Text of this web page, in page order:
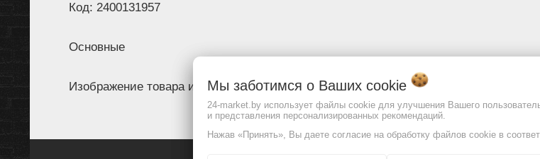
Код: 2400131957
Основные
Изображение товара и комплектация могут отличаться. Смотреть
Мы заботимся о Ваших cookie
24-market.by использует файлы cookie для улучшения Вашего
и представления персонализированных рекомендаций.
Нажав «Принять», Вы даете согласие на обработку файлов cookie в